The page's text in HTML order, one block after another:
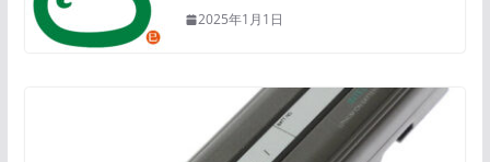
2025年1月1日